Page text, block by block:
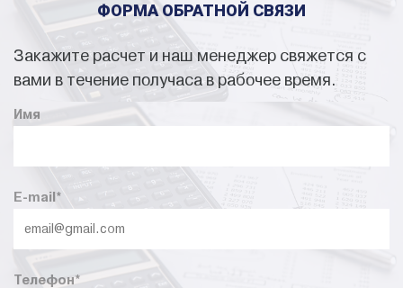
ФОРМА ОБРАТНОЙ СВЯЗИ
Закажите расчет и наш менеджер свяжется с
вами в течение получаса в рабочее время.
Имя
E-mail *
Телефон*